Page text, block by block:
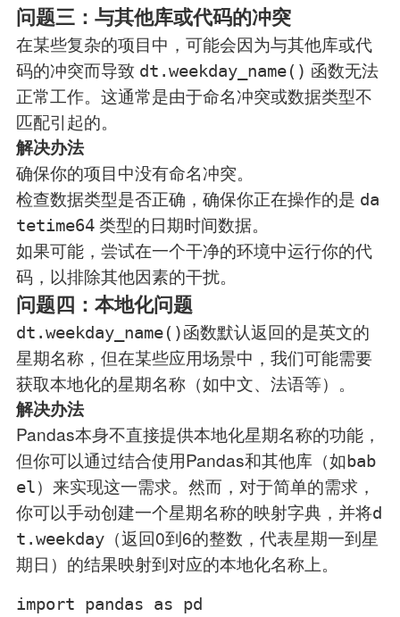
问题三：与其他库或代码的冲突
在某些复杂的项目中，可能会因为与其他库或代
码的冲突而导致 dt.weekday_name() 函数无法
正常工作。这通常是由于命名冲突或数据类型不
匹配引起的。
解决办法
确保你的项目中没有命名冲突。
检查数据类型是否正确，确保你正在操作的是 da
tetime64类型的日期时间数据。
如果可能，尝试在一个干净的环境中运行你的代
码，以排除其他因素的干扰。
问题四：本地化问题
dt.weekday_name()函数默认返回的是英文的
星期名称，但在某些应用场景中，我们可能需要
获取本地化的星期名称（如中文、法语等）。
解决办法
Pandas本身不直接提供本地化星期名称的功能，
但你可以通过结合使用Pandas和其他库（如bab
el）来实现这一需求。然而，对于简单的需求，
你可以手动创建一个星期名称的映射字典，并将d
t.weekday（返回0到6的整数，代表星期一到星
期日）的结果映射到对应的本地化名称上。
import pandas as pd